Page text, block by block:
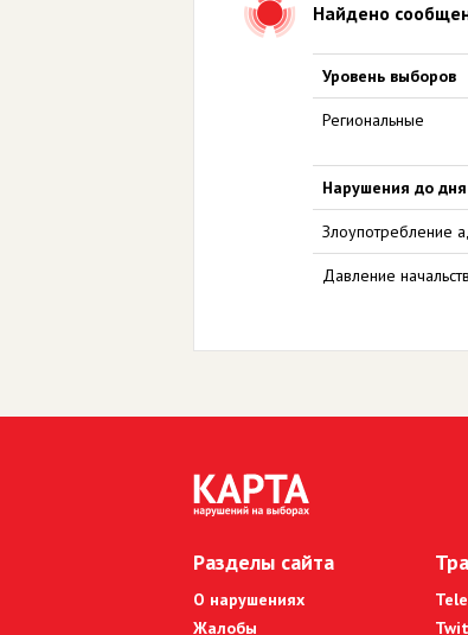
Найдено
Уровень выборов
Региональные
Нарушения до
Злоупотребление
Давление
Разделы сайта
О нарушениях
Жалобы